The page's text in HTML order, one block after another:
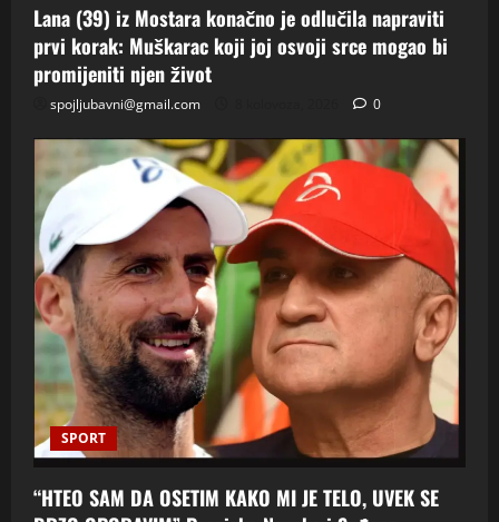
Lana (39) iz Mostara konačno je odlučila napraviti
prvi korak: Muškarac koji joj osvoji srce mogao bi
promijeniti njen život
spojljubavni@gmail.com 0
SPORT
“HTEO SAM DA OSETIM KAKO MI JE TELO, UVEK SE